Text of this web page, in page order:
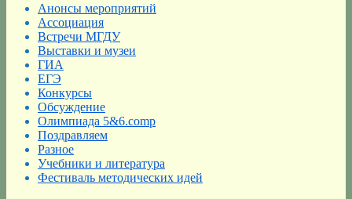
Анонсы мероприятий
Ассоциация
Встречи МГДУ
Выставки и музеи
ГИА
ЕГЭ
Конкурсы
Обсуждение
Олимпиада 5&6.comp
Поздравляем
Разное
Учебники и литература
Фестиваль методических идей